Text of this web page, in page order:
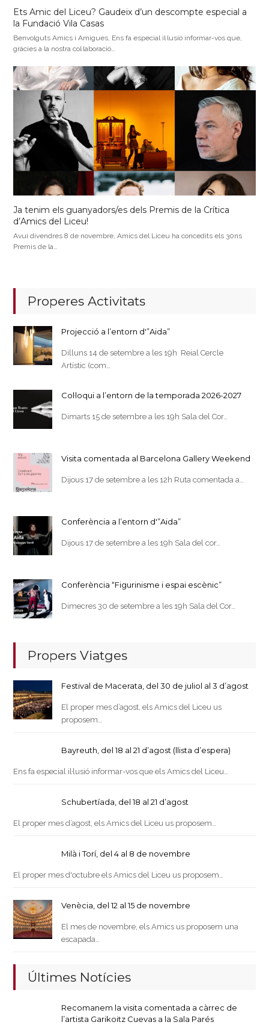
Ets Amic del Liceu? Gaudeix d’un descompte especial a
la Fundació Vila Casas
Benvolguts Amics i Amigues, Ens fa especial il·lusió informar-vos que,
gràcies a la nostra col·laboració…
Ja tenim els guanyadors/es dels Premis de la Crítica
d’Amics del Liceu!
Avui divendres 8 de novembre, Amics del Liceu ha concedits els 30ns
Premis de la…
Properes Activitats
Projecció a l’entorn d'”Aida”
Dilluns 14 de setembre a les 19h Reial Cercle
Artístic (com…
Col·loqui a l’entorn de la temporada 2026-2027
Dimarts 15 de setembre a les 19h Sala del Cor…
Visita comentada al Barcelona Gallery Weekend
Dijous 17 de setembre a les 12h Ruta comentada a…
Conferència a l’entorn d'”Aida”
Dijous 17 de setembre a les 19h Sala del cor…
Conferència “Figurinisme i espai escènic”
Dimecres 30 de setembre a les 19h Sala del Cor…
Propers Viatges
Festival de Macerata, del 30 de juliol al 3 d’agost
El proper mes d’agost, els Amics del Liceu us
proposem…
Bayreuth, del 18 al 21 d’agost (llista d’espera)
Ens fa especial il·lusió informar-vos que els Amics del Liceu…
Schubertíada, del 18 al 21 d’agost
El proper mes d’agost, els Amics del Liceu us proposem…
Milà i Torí, del 4 al 8 de novembre
El proper mes d'octubre els Amics del Liceu us proposem…
Venècia, del 12 al 15 de novembre
El mes de novembre, els Amics us proposem una
escapada…
Últimes Notícies
Recomanem la visita comentada a càrrec de
l’artista Garikoitz Cuevas a la Sala Parés